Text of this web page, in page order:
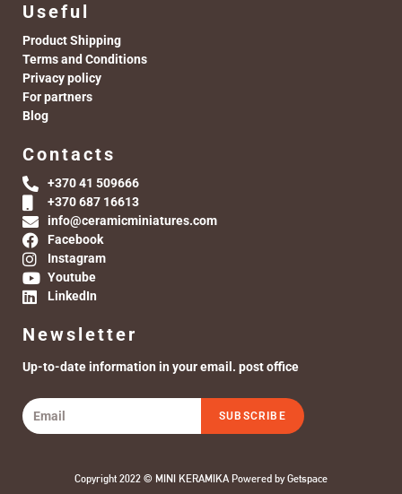
Useful
Product Shipping
Terms and Conditions
Privacy policy
For partners
Blog
Contacts
+370 41 509666
+370 687 16613
info@ceramicminiatures.com
Facebook
Instagram
Youtube
LinkedIn
Newsletter
Up-to-date information in your email. post office
SUBSCRIBE
Copyright 2022 © MINI KERAMIKA Powered byGetspace